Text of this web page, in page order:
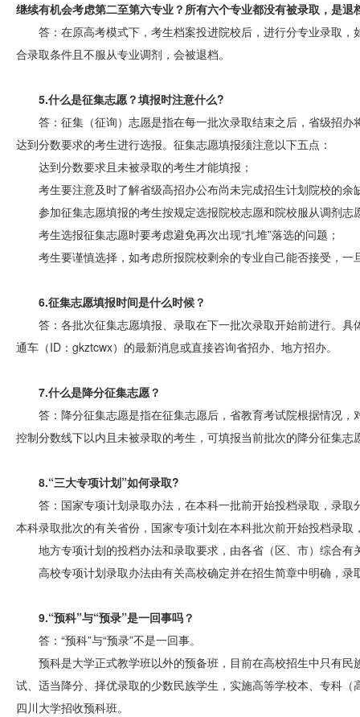
继续有机会考虑第二至第六专业？所有六个专业都没有被录取，是退
答：在原高考模式下，考生档案投进院校后，进行分专业录取
合录取条件且不服从专业调剂，会被退档。
5.什么是征集志愿？填报时注意什么?
答：征集（征询）志愿是指在每一批次录取结束之后，省级招
达到分数要求的考生进行选报。征集志愿填报须注意以下五点：
达到分数要求且未被录取的考生才能填报；
考生要注意及时了解省级高招办公布尚未完成招生计划院校的
参加征集志愿填报的考生按规定选报院校志愿和院校服从调剂志
考生选报征集志愿时要考虑避免再次出现“扎堆”落选的问题；
考生要谨慎选择，如考虑所报院校剩余的专业自己能否接受，一
6.征集志愿填报时间是什么时候？
答：各批次征集志愿填报、录取在下一批次录取开始前进行。
通车（ID：gkztcwx）的最新消息或直接咨询省招办、地方招办。
7.什么是降分征集志愿？
答：降分征集志愿是指在征集志愿后，省教育考试院根据情况
控制分数线下以内且未被录取的考生，可填报当前批次的降分征集志
8.“三大专项计划”如何录取?
答：国家专项计划录取办法，在本科一批前开始投档录取，录
本科录取批次的有关省份，国家专项计划在本科批次前开始投档录
地方专项计划的投档办法和录取要求，由各省（区、市）综合
高校专项计划录取办法由有关高校确定并在招生简章中明确，
9.“预科”与“预录”是一回事吗？
答：“预科”与“预录”不是一回事。
预科是大学正式教学班以外的预备班，目前在高校招生中只有
试、适当降分、择优录取的少数民族学生，实施高等学校本、专科
四川大学招收预科班。